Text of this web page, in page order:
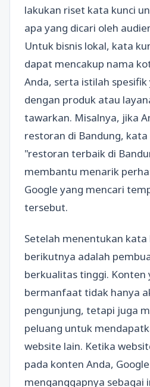
lakukan riset kata kunci
apa yang dicari oleh
Untuk bisnis lokal, kata
dapat mencakup nama
Anda, serta istilah
dengan produk atau
tawarkan. Misalnya, jika
restoran di Bandung,
"restoran terbaik di
membantu menarik
Google yang mencari
tersebut.
Setelah menentukan kata
berikutnya adalah
berkualitas tinggi. Konten
bermanfaat tidak hanya
pengunjung, tetapi juga
peluang untuk
website lain. Ketika
pada konten Anda,
menganggapnya sebagai